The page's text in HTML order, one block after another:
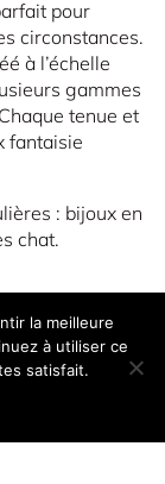
pour
circonstances.
à l’échelle
gammes
tenue et
fantaisie
: bijoux en
chat.
précieuses ou
la meilleure
à utiliser ce
satisfait.